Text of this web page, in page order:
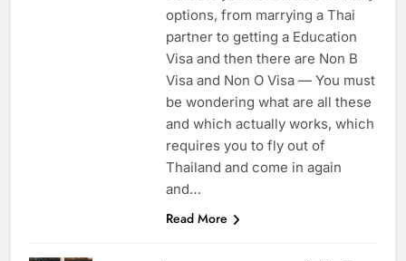
I’m sure you have heard of many
options, from marrying a Thai
partner to getting a Education
Visa and then there are Non B
Visa and Non O Visa — You must
be wondering what are all these
and which actually works, which
requires you to fly out of
Thailand and come in again